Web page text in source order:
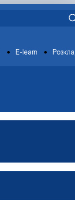
E-learn